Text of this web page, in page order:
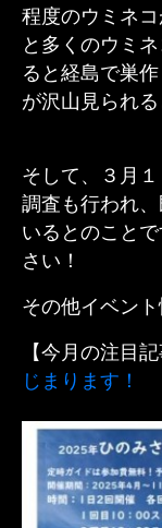
程度のウミネ
と多くのウミ
ると経島で巣
が沢山見られる
そして、３月
調査も行われ
いるとのこと
さい！
その他イベント
【今月の注目記
じまります！